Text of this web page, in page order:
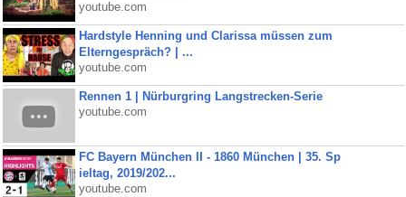
youtube.com
Hardstyle Henning und Clarissa müssen zum
Elterngespräch? | ...
youtube.com
Rennen 1 | Nürburgring Langstrecken-Serie
youtube.com
FC Bayern München II - 1860 München | 35. Sp
ieltag, 2019/202...
youtube.com